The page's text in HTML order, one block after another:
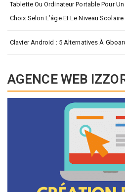
Tablette Ou Ordinateur Portable Pour
Choix Selon L’âge Et Le Niveau Scolaire
Clavier Android : 5 Alternatives À
AGENCE WEB